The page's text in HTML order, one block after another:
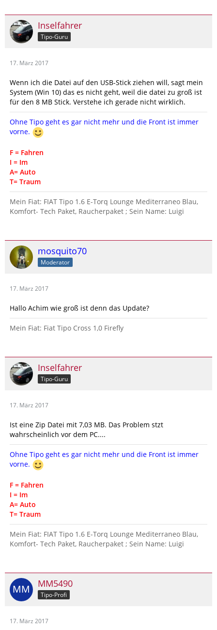
Inselfahrer
Tipo-Guru
17. März 2017
Wenn ich die Datei auf den USB-Stick ziehen will, sagt mein
System (Win 10) das es nicht geht, weil die datei zu groß ist
für den 8 MB Stick. Verstehe ich gerade nicht wirklich.
Ohne Tipo geht es gar nicht mehr und die Front ist immer
vorne.
F = Fahren
I = Im
A= Auto
T= Traum
Mein Fiat: FIAT Tipo 1.6 E-Torq Lounge Mediterraneo Blau,
Komfort- Tech Paket, Raucherpaket ; Sein Name: Luigi
mosquito70
Moderator
17. März 2017
Hallo Achim wie groß ist denn das Update?
Mein Fiat: Fiat Tipo Cross 1,0 Firefly
Inselfahrer
Tipo-Guru
17. März 2017
Ist eine Zip Datei mit 7,03 MB. Das Problem stzt
wahrscheinlich vor dem PC....
Ohne Tipo geht es gar nicht mehr und die Front ist immer
vorne.
F = Fahren
I = Im
A= Auto
T= Traum
Mein Fiat: FIAT Tipo 1.6 E-Torq Lounge Mediterraneo Blau,
Komfort- Tech Paket, Raucherpaket ; Sein Name: Luigi
MM5490
Tipo-Profi
17. März 2017